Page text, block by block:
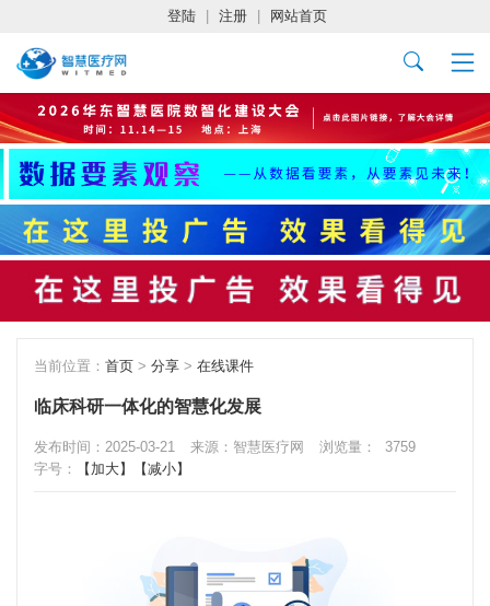
登陆 注册 网站首页
当前位置： 首页 > 分享 > 在线课件
临床科研一体化的智慧化发展
发布时间：2025-03-21 来源：智慧医疗网 浏览量：
3759
字号：
【加大】 【减小】